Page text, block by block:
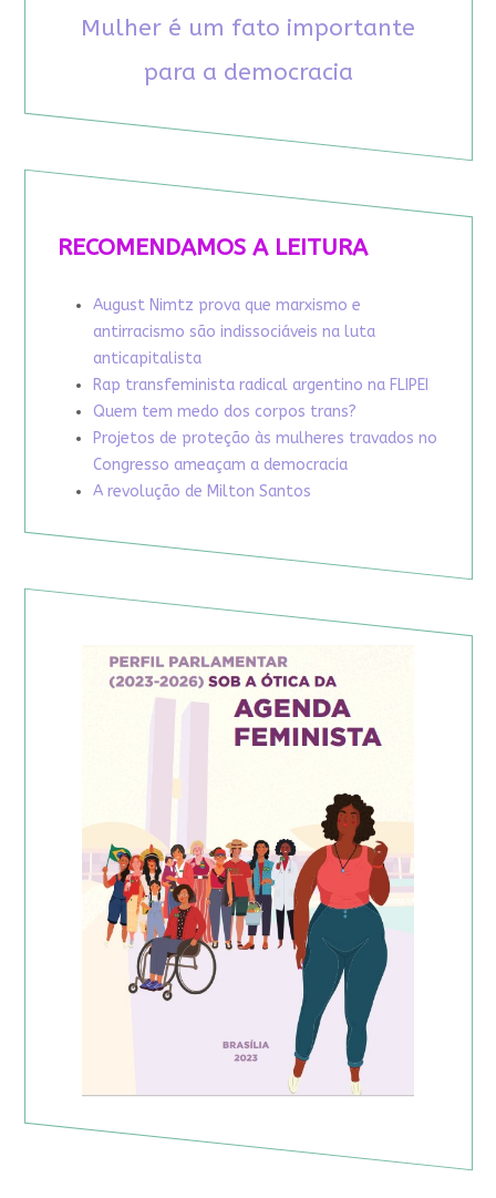
Mulher é um fato importante
para a democracia
RECOMENDAMOS A LEITURA
August Nimtz prova que marxismo e
antirracismo são indissociáveis na luta
anticapitalista
Rap transfeminista radical argentino na FLIPEI
Quem tem medo dos corpos trans?
Projetos de proteção às mulheres travados no
Congresso ameaçam a democracia
A revolução de Milton Santos